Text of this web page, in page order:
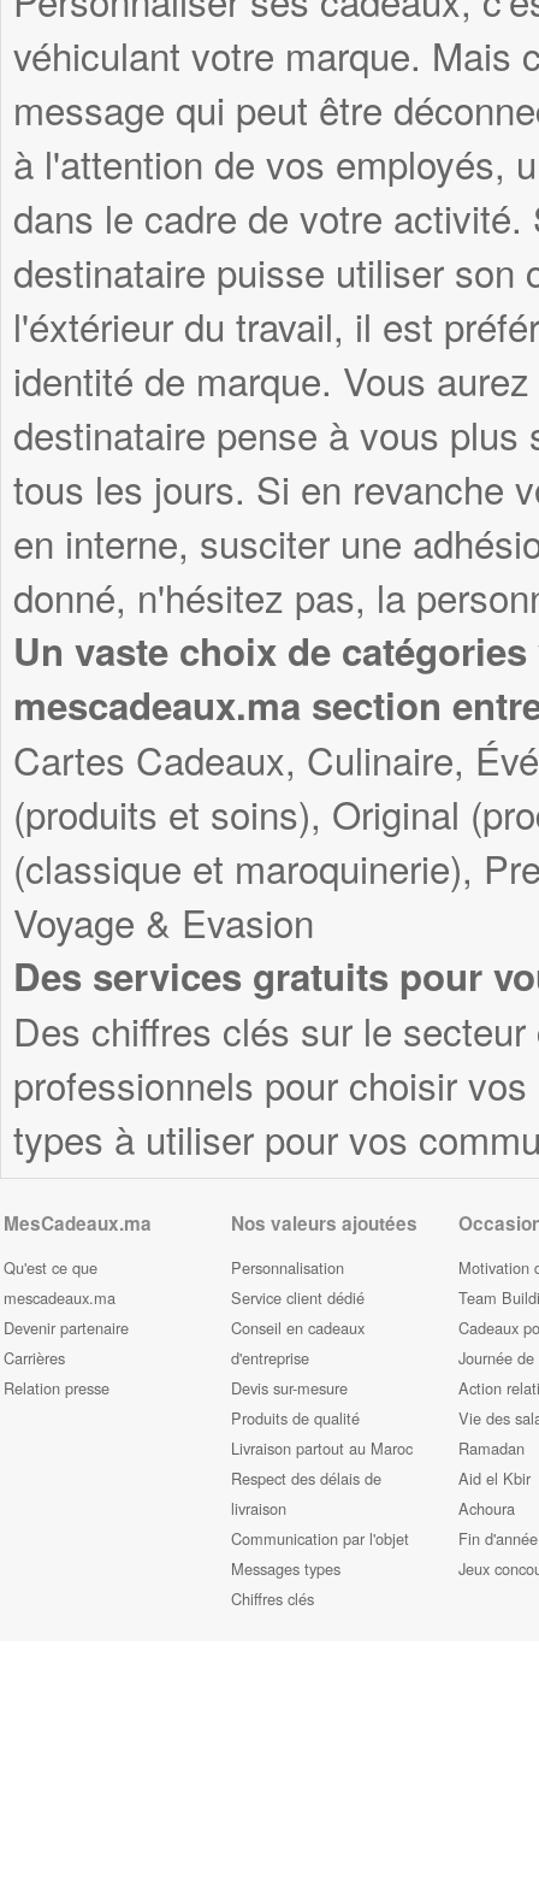
véhiculant votre marque. Mais
message qui peut être
à l'attention de vos employés,
dans le cadre de votre
destinataire puisse utiliser son
l'éxtérieur du travail, il est
identité de marque. Vous
destinataire pense à vous
tous les jours. Si en revanche
en interne, susciter une
donné, n'hésitez pas, la
Un vaste choix de
mescadeaux.ma section
Cartes Cadeaux, Culinaire,
(produits et soins), Original
(classique et maroquinerie),
Voyage & Evasion
Des services gratuits pour
Des chiffres clés sur le
professionnels pour choisir
types à utiliser pour vos
MesCadeaux.ma
Qu'est ce que
mescadeaux.ma
Devenir partenaire
Carrières
Relation presse
Nos valeurs ajoutées
Personnalisation
Service client dédié
Conseil en cadeaux
d'entreprise
Devis sur-mesure
Produits de qualité
Livraison partout au Maroc
Respect des délais de
livraison
Communication par l'objet
Messages types
Chiffres clés
Motivation
Team
Cadeaux
Journée
Action
Vie des
Ramadan
Aid el Kbir
Achoura
Fin d'année
Jeux